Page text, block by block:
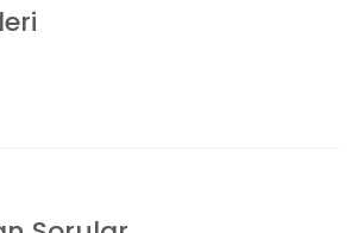
gibi özel günleriniz için de eşsiz bir
getirme
getirme